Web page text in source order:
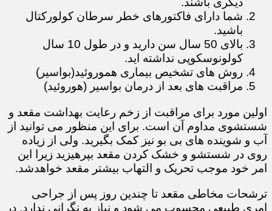
شما دارای فاکتورهای خطر سرطان کولورکتال
باشید.
بالای 50 سال سن دارید و در طول 10 سال
کولونوسکوپی نداشته اید.​​​​​
روش های تشخیص بیماری هموروئید(بواسیر)
مراقبت های بعد از درمان بواسیر (هوروئید)
اولین مورد برای مراقبت از زخم رعایت بهداشت مقعد و
شستشوی مداوم آن است. برای این منظور می توانید از
آب و شوینده های بی بو نیز کمک بگیرید. ولی از زیاده
روی در شستشو و خشک کردن مقعد بپرهیزید زیرا این
امر خود موجب تحریک و التهاب بیشتر مقعد خواهدشد.
ترشحات مخاطی مقعد تا چندین روز پس از جراحی
امری طبیعی محسوب می شود و نیاز به نگرانی ندارد. در